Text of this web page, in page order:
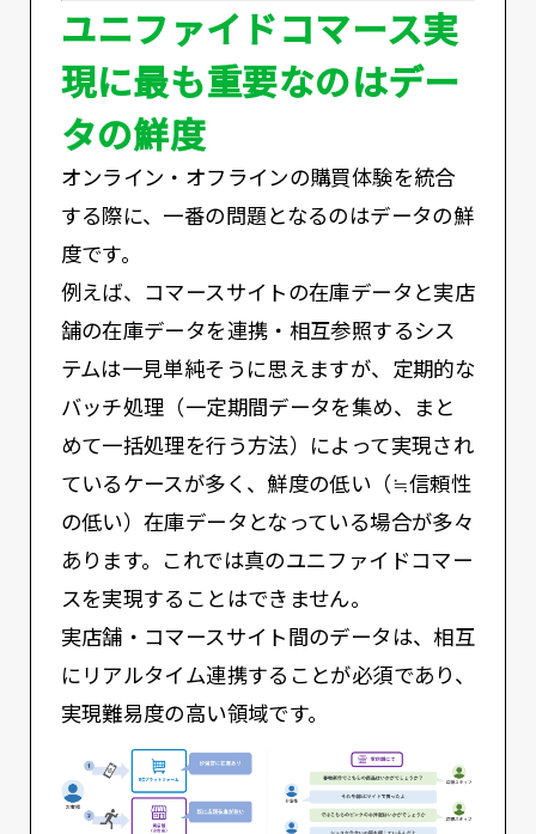
ユニファイドコマース実
現に最も重要なのはデー
タの鮮度
オンライン・オフラインの購買体験を統合
する際に、一番の問題となるのはデータの鮮
度です。
例えば、コマースサイトの在庫データと実店
舗の在庫データを連携・相互参照するシス
テムは一見単純そうに思えますが、定期的な
バッチ処理（一定期間データを集め、まと
めて一括処理を行う方法）によって実現され
ているケースが多く、鮮度の低い（≒信頼性
の低い）在庫データとなっている場合が多々
あります。これでは真のユニファイドコマー
スを実現することはできません。
実店舗・コマースサイト間のデータは、相互
にリアルタイム連携することが必須であり、
実現難易度の高い領域です。